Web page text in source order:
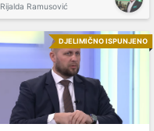
Rijalda Ramusović
DJELIMIČNO ISPUNJENO